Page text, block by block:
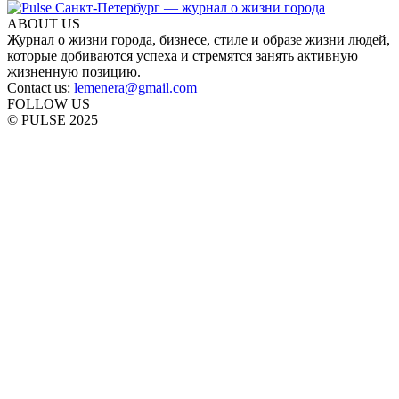
ABOUT US
Журнал о жизни города, бизнесе, стиле и образе жизни людей,
которые добиваются успеха и стремятся занять активную
жизненную позицию.
Contact us: lemenera@gmail.com
FOLLOW US
© PULSE 2025